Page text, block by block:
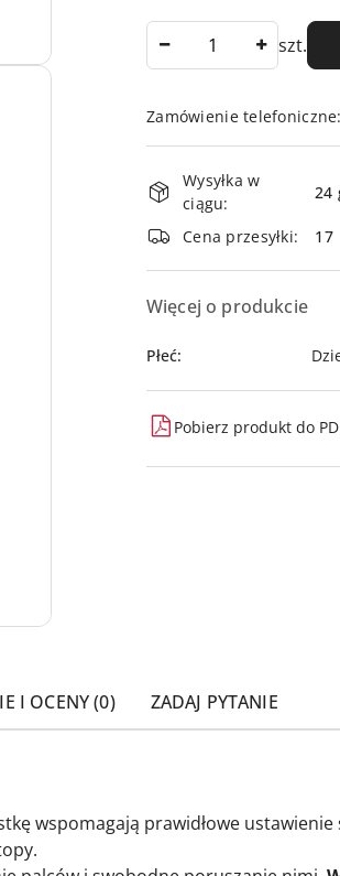
szt.
Zamówienie
Dostępność
i
dostawa
Wysyłka w
ciągu:
24
Cena przesyłki: 17
Więcej o produkcie
Płeć:
Pobierz produkt do
I OCENY (0) ZADAJ PYTANIE
wspomagają prawidłowe